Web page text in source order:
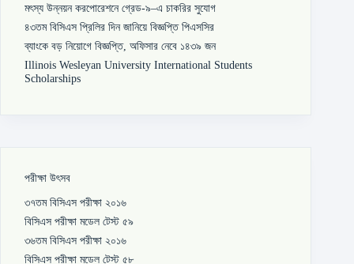
মৎস্য উন্নয়ন করপোরেশনে গ্রেড-৯–এ চাকরির সুযোগ
৪৩তম বিসিএস প্রিলির দিন জানিয়ে বিজ্ঞপ্তি পিএসসির
ব্যাংকে বড় নিয়োগে বিজ্ঞপ্তি, অফিসার নেবে ১৪৩৯ জন
Illinois Wesleyan University International Students
Scholarships
পরীক্ষা উৎসব
৩৭তম বিসিএস পরীক্ষা ২০১৬
বিসিএস পরীক্ষা মডেল টেস্ট ৫৯
৩৬তম বিসিএস পরীক্ষা ২০১৬
বিসিএস পরীক্ষা মডেল টেস্ট ৫৮